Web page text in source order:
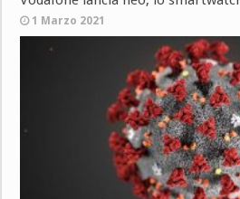
1 Marzo 2021